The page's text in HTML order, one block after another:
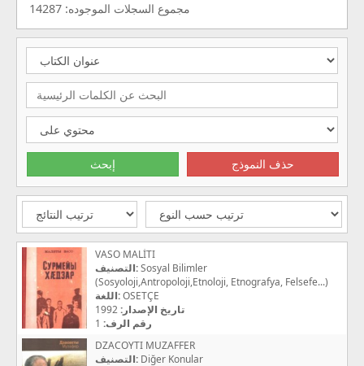
مجموع السجلات الموجوده: 14287
VASO MALİTI
التصنيف:Sosyal Bilimler
(Sosyoloji,Antropoloji,Etnoloji, Etnografya, Felsefe...)
اللغة:OSETÇE
تاريخ الإصدار:
رقم الرف:
DZACOYTI MUZAFFER
التصنيف: Diğer Konular